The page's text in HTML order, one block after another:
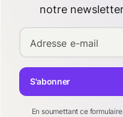
notre
Adresse e-mail
En soumettant ce
S'abonner